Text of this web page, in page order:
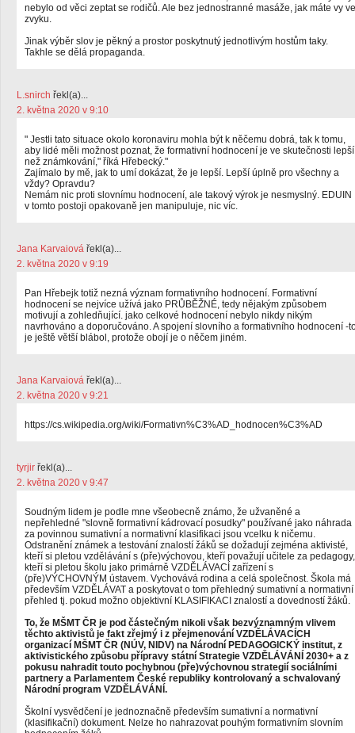
nebylo od věci zeptat se rodičů. Ale bez jednostranné masáže, jak máte vy ve
zvyku.
Jinak výběr slov je pěkný a prostor poskytnutý jednotlivým hostům taky.
Takhle se dělá propaganda.
L.snirch řekl(a)...
2. května 2020 v 9:10
" Jestli tato situace okolo koronaviru mohla být k něčemu dobrá, tak k tomu,
aby lidé měli možnost poznat, že formativní hodnocení je ve skutečnosti lepší
než známkování," říká Hřebecký."
Zajímalo by mě, jak to umí dokázat, že je lepší. Lepší úplně pro všechny a
vždy? Opravdu?
Nemám nic proti slovnímu hodnocení, ale takový výrok je nesmyslný. EDUIN
v tomto postoji opakovaně jen manipuluje, nic víc.
Jana Karvaiová řekl(a)...
2. května 2020 v 9:19
Pan Hřebejk totiž nezná význam formativního hodnocení. Formativní
hodnocení se nejvíce užívá jako PRŮBĚŽNÉ, tedy nějakým způsobem
motivují a zohledňující. jako celkové hodnocení nebylo nikdy nikým
navrhováno a doporučováno. A spojení slovního a formativního hodnocení -
je ještě větší blábol, protože obojí je o něčem jiném.
Jana Karvaiová řekl(a)...
2. května 2020 v 9:21
https://cs.wikipedia.org/wiki/Formativn%C3%AD_hodnocen%C3%AD
tyrjir řekl(a)...
2. května 2020 v 9:47
Soudným lidem je podle mne všeobecně známo, že užvaněné a
nepřehledné "slovně formativní kádrovací posudky" používané jako náhrada
za povinnou sumativní a normativní klasifikaci jsou vcelku k ničemu.
Odstranění známek a testování znalostí žáků se dožadují zejména aktivisté,
kteří si pletou vzdělávání s (pře)výchovou, kteří považují učitele za pedagogy,
kteří si pletou školu jako primárně VZDĚLÁVACÍ zařízení s
(pře)VÝCHOVNÝM ústavem. Vychovává rodina a celá společnost. Škola má
především VZDĚLÁVAT a poskytovat o tom přehledný sumativní a normativní
přehled tj. pokud možno objektivní KLASIFIKACI znalostí a dovedností žáků.
To, že MŠMT ČR je pod částečným nikoli však bezvýznamným vlivem
těchto aktivistů je fakt zřejmý i z přejmenování VZDĚLÁVACÍCH
organizací MŠMT ČR (NÚV, NIDV) na Národní PEDAGOGICKÝ institut, z
aktivistického způsobu přípravy státní Strategie VZDĚLÁVÁNÍ 2030+ a z
pokusu nahradit touto pochybnou (pře)výchovnou strategií sociálními
partnery a Parlamentem České republiky kontrolovaný a schvalovaný
Národní program VZDĚLÁVÁNÍ.
Školní vysvědčení je jednoznačně především sumativní a normativní
(klasifikační) dokument. Nelze ho nahrazovat pouhým formativním slovním